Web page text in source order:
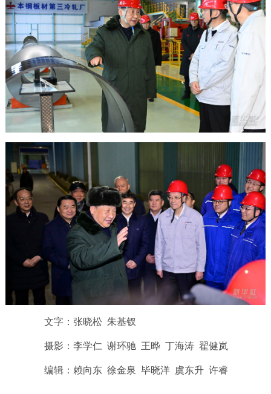
文字：张晓松 朱基钗
摄影：李学仁 谢环驰 王晔 丁海涛 翟健岚
编辑：赖向东 徐金泉 毕晓洋 虞东升 许睿